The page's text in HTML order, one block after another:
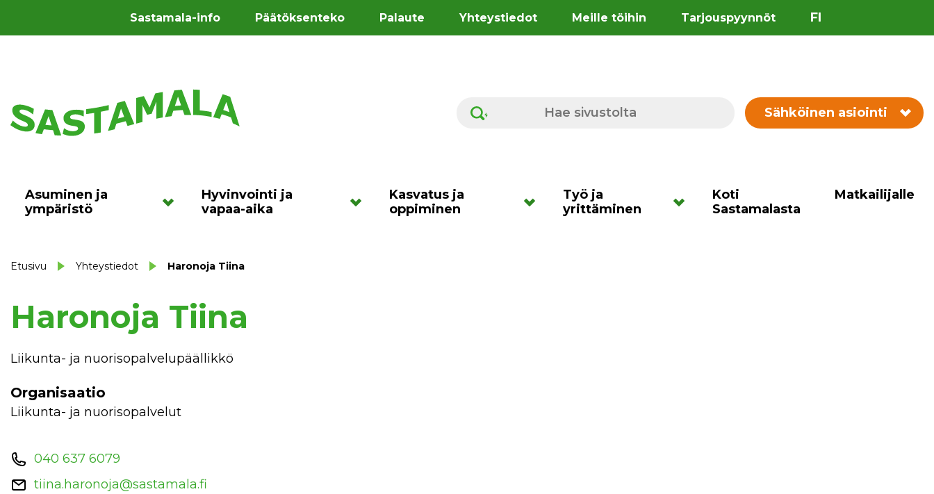
Sastamala-info Päätöksenteko Palaute Yhteystiedot Meille töihin Tarjouspyynnöt FI
Hae sivustolta Sähköinen asiointi
Asuminen ja
ympäristö
Hyvinvointi ja
vapaa-aika
Kasvatus ja
oppiminen
Työ ja
yrittäminen
Koti
Sastamalasta
Matkailijalle
Etusivu Yhteystiedot Haronoja Tiina
Haronoja Tiina
Liikunta- ja nuorisopalvelupäällikkö
Organisaatio
Liikunta- ja nuorisopalvelut
040 637 6079
tiina.haronoja@sastamala.fi